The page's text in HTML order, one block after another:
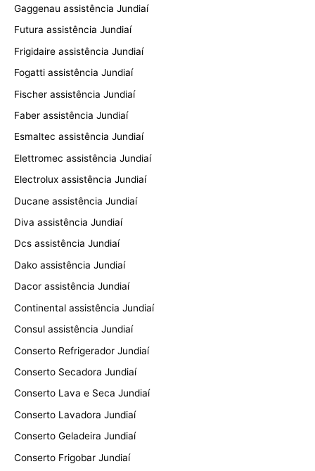
Gaggenau assistência Jundiaí
Futura assistência Jundiaí
Frigidaire assistência Jundiaí
Fogatti assistência Jundiaí
Fischer assistência Jundiaí
Faber assistência Jundiaí
Esmaltec assistência Jundiaí
Elettromec assistência Jundiaí
Electrolux assistência Jundiaí
Ducane assistência Jundiaí
Diva assistência Jundiaí
Dcs assistência Jundiaí
Dako assistência Jundiaí
Dacor assistência Jundiaí
Continental assistência Jundiaí
Consul assistência Jundiaí
Conserto Refrigerador Jundiaí
Conserto Secadora Jundiaí
Conserto Lava e Seca Jundiaí
Conserto Lavadora Jundiaí
Conserto Geladeira Jundiaí
Conserto Frigobar Jundiaí